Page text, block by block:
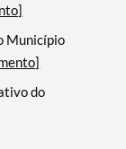
Município
do